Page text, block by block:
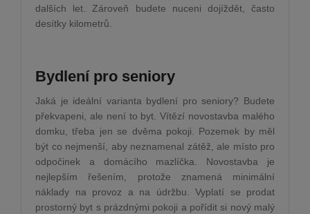
dalších let. Zároveň budete nuceni dojíždět, často
desítky kilometrů.
Bydlení pro seniory
Jaká je ideální varianta bydlení pro seniory? Budete
překvapeni, ale není to byt. Vítězí novostavba malého
domku, třeba jen se dvěma pokoji. Pozemek by měl
být co nejmenší, aby neznamenal zátěž, ale místo pro
odpočinek a domácího mazlíčka. Novostavba je
nejlepším řešením, protože znamená minimální
náklady na provoz a na údržbu. Vyplatí se prodat
prostorný byt s prázdnými pokoji a pořídit si nový malý